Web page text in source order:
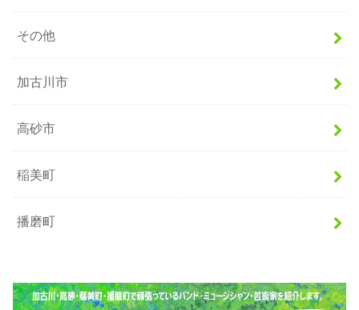
その他
加古川市
高砂市
稲美町
播磨町